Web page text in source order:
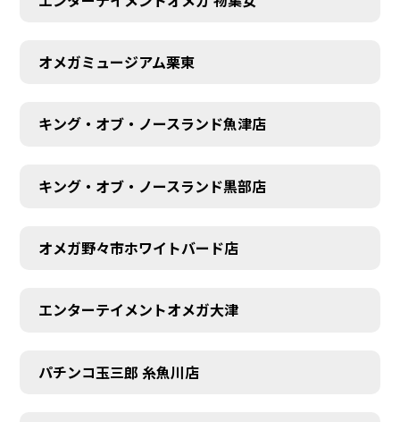
オメガミュージアム栗東
キング・オブ・ノースランド魚津店
キング・オブ・ノースランド黒部店
オメガ野々市ホワイトバード店
エンターテイメントオメガ大津
パチンコ玉三郎 糸魚川店